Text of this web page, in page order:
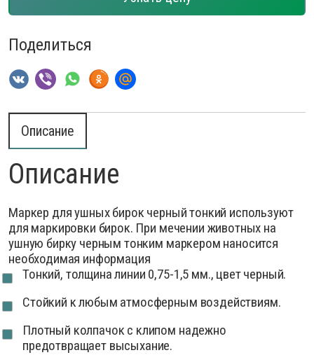
Поделиться
Описание
Описание
Маркер для ушных бирок черный тонкий используют
для маркировки бирок. При мечении животных на
ушную бирку черным тонким маркером наносится
необходимая информация
Тонкий, толщина линии 0,75-1,5 мм., цвет черный.
Стойкий к любым атмосферным воздействиям.
Плотный колпачок с клипом надежно
предотвращает высыхание.